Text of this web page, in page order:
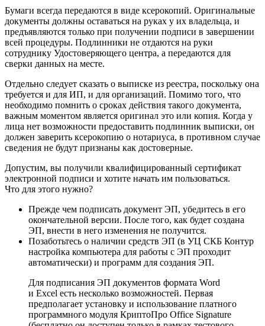
Бумаги всегда передаются в виде ксерокопий. Оригинальные
документы должны оставаться на руках у их владельца, и
предъявляются только при получении подписи в завершении
всей процедуры. Подлинники не отдаются на руки
сотруднику Удостоверяющего центра, а передаются для
сверки данных на месте.
Отдельно следует сказать о выписке из реестра, поскольку она
требуется и для ИП, и для организаций. Помимо того, что
необходимо помнить о сроках действия такого документа,
важным моментом является оригинал это или копия. Когда у
лица нет возможности предоставить подлинник выписки, он
должен заверить ксерокопию о нотариуса, в противном случае
сведения не будут признаны как достоверные.
Допустим, вы получили квалифицированный сертификат
электронной подписи и хотите начать им пользоваться.
Что для этого нужно?
Прежде чем подписать документ ЭП, убедитесь в его
окончательной версии. После того, как будет создана
ЭП, внести в него изменения не получится.
Позаботьтесь о наличии средств ЭП (в УЦ СКБ Контур
настройка компьютера для работы с ЭП проходит
автоматически) и программ для создания ЭП.
Для подписания ЭП документов формата Word
и Excel есть несколько возможностей. Первая
предполагает установку и использование платного
программного модуля КриптоПро Office Signature